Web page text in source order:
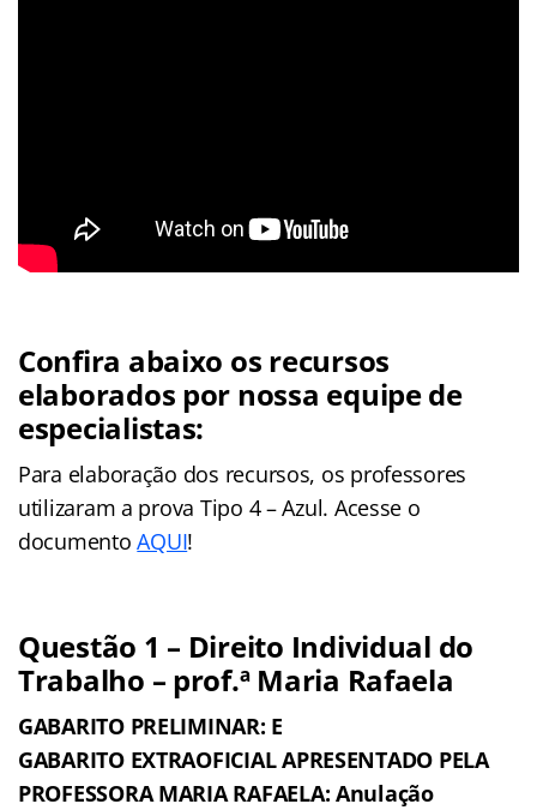
Confira abaixo os recursos
elaborados por nossa equipe de
especialistas:
Para elaboração dos recursos, os professores
utilizaram a prova Tipo 4 – Azul. Acesse o
documentoAQUI!
Questão 1 – Direito Individual do
Trabalho – prof.ª Maria Rafaela
GABARITO PRELIMINAR: E
GABARITO EXTRAOFICIAL APRESENTADO PELA
PROFESSORA MARIA RAFAELA: Anulação